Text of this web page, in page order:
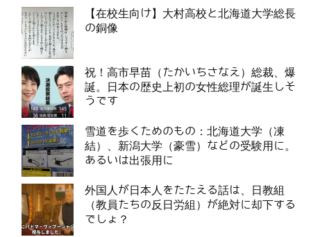
【在校生向け】大村高校と北海道大学総長
の銅像
祝！高市早苗（たかいちさなえ）総裁、爆
誕。日本の歴史上初の女性総理が誕生しそ
うです
雪道を歩くためのもの：北海道大学（凍
結）、新潟大学（豪雪）などの受験用に。
あるいは出張用に
外国人が日本人をたたえる話は、日教組
（教員たちの反日労組）が絶対に却下する
でしょ？